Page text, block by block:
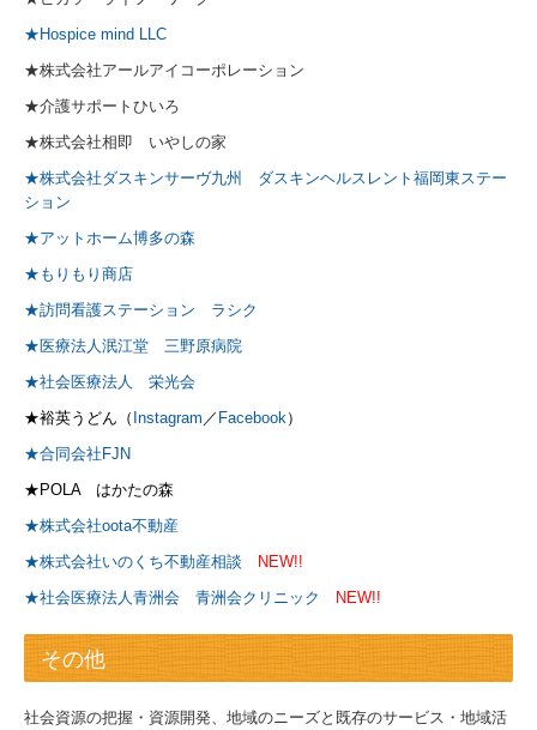
★Hospice mind LLC
★株式会社アールアイコーポレーション
★介護サポートひいろ
★株式会社相即 いやしの家
★株式会社ダスキンサーヴ九州 ダスキンヘルスレント福岡東ステー
ション
★アットホーム博多の森
★もりもり商店
★訪問看護ステーション ラシク
★医療法人泯江堂 三野原病院
★社会医療法人 栄光会
★裕英うどん（ Instagram ／ Facebook ）
★合同会社FJN
★POLA はかたの森
★株式会社oota不動産
★株式会社いのくち不動産相談
NEW!!
★社会医療法人青洲会 青洲会クリニック
NEW!!
その他
社会資源の把握・資源開発、地域のニーズと既存のサービス・地域活